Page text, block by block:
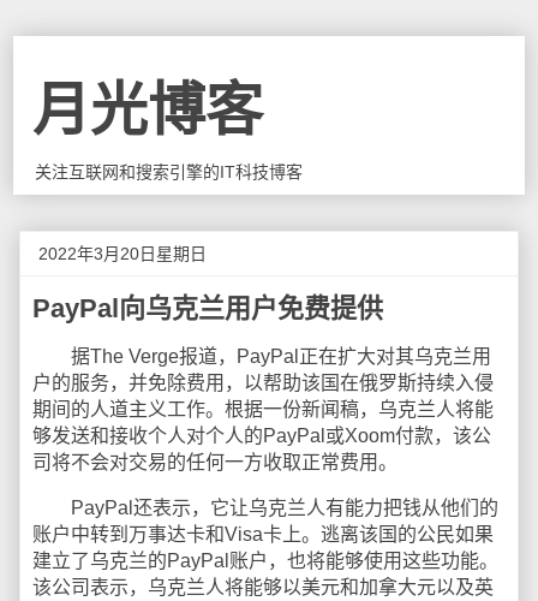
月光博客
关注互联网和搜索引擎的IT科技博客
2022年3月20日星期日
PayPal向乌克兰用户免费提供
据The Verge报道，PayPal正在扩大对其乌克兰用
户的服务，并免除费用，以帮助该国在俄罗斯持续入侵
期间的人道主义工作。根据一份新闻稿，乌克兰人将能
够发送和接收个人对个人的PayPal或Xoom付款，该公
司将不会对交易的任何一方收取正常费用。
PayPal还表示，它让乌克兰人有能力把钱从他们的
账户中转到万事达卡和Visa卡上。逃离该国的公民如果
建立了乌克兰的PayPal账户，也将能够使用这些功能。
该公司表示，乌克兰人将能够以美元和加拿大元以及英